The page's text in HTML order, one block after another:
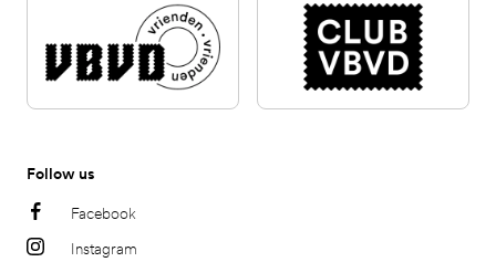
Follow us
Facebook
Instagram